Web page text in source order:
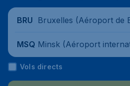
BRU Bruxelles (Aéroport de
MSQ Minsk (Aéroport
Bélarus
Vols directs